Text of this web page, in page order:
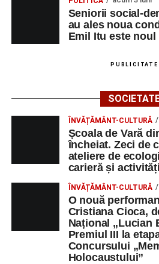
Seniorii social-
au ales noua
Emil Itu este
PUBLICITATE
ÎNVĂȚĂMÂNT-CULTURĂ
Școala de Vară
încheiat. Zeci de
ateliere de
carieră și
ÎNVĂȚĂMÂNT-CULTURĂ
O nouă
Cristiana Cioca,
Național „Lucian
Premiul III la
Concursului
Holocaustului”